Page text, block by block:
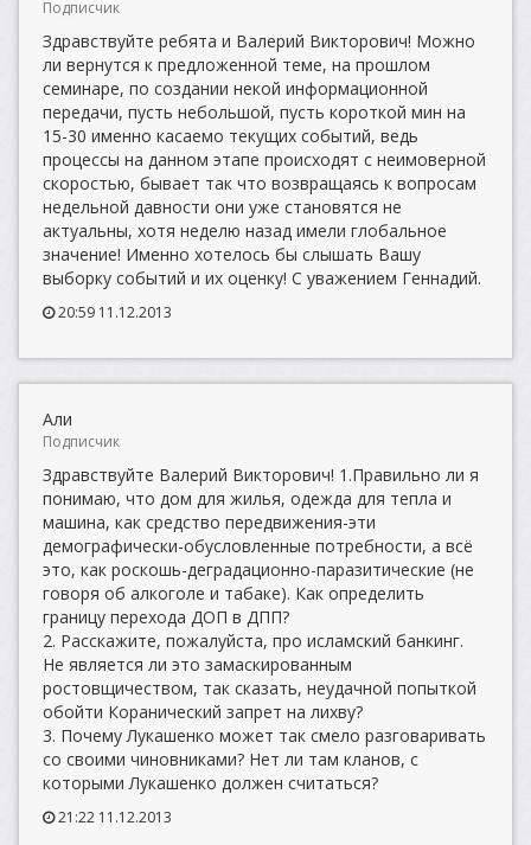
Подписчик
Здравствуйте ребята и Валерий Викторович! Можно
ли вернутся к предложенной теме, на прошлом
семинаре, по создании некой информационной
передачи, пусть небольшой, пусть короткой мин на
15-30 именно касаемо текущих событий, ведь
процессы на данном этапе происходят с неимоверной
скоростью, бывает так что возвращаясь к вопросам
недельной давности они уже становятся не
актуальны, хотя неделю назад имели глобальное
значение! Именно хотелось бы слышать Вашу
выборку событий и их оценку! С уважением Геннадий.
20:59 11.12.2013
Али
Подписчик
Здравствуйте Валерий Викторович! 1.Правильно ли я
понимаю, что дом для жилья, одежда для тепла и
машина, как средство передвижения-эти
демографически-обусловленные потребности, а всё
это, как роскошь-деградационно-паразитические (не
говоря об алкоголе и табаке). Как определить
границу перехода ДОП в ДПП?
2. Расскажите, пожалуйста, про исламский банкинг.
Не является ли это замаскированным
ростовщичеством, так сказать, неудачной попыткой
обойти Коранический запрет на лихву?
3. Почему Лукашенко может так смело разговаривать
со своими чиновниками? Нет ли там кланов, с
которыми Лукашенко должен считаться?
21:22 11.12.2013